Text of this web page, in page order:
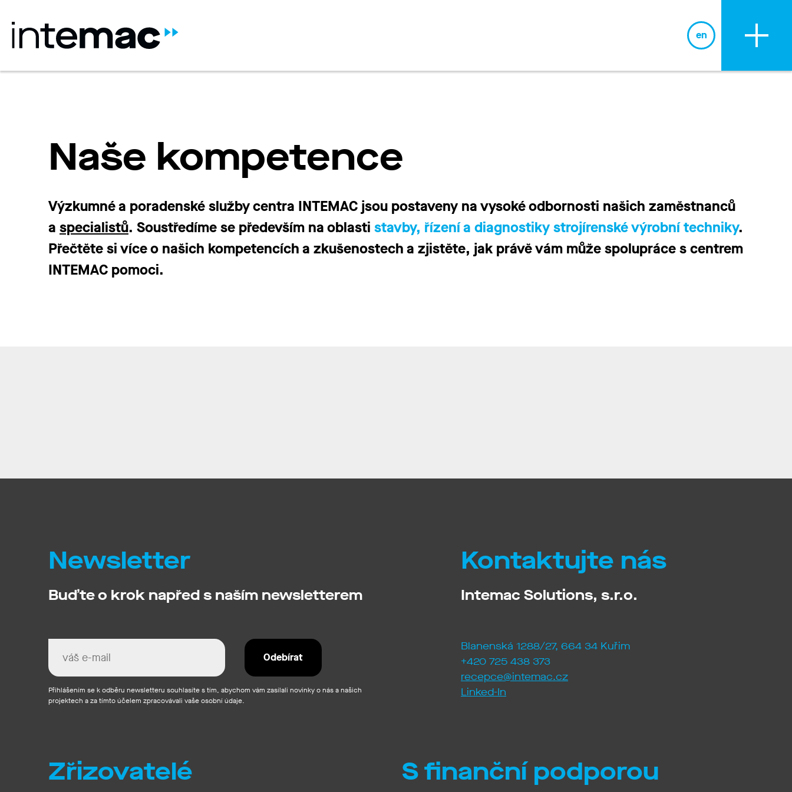
BLOG
en
Naše kompetence
Výzkumné a poradenské služby centra INTEMAC jsou postaveny na vysoké odbornosti našich zaměstnanců
a specialistů. Soustředíme se především na oblasti stavby, řízení a diagnostiky strojírenské výrobní techniky.
Přečtěte si více o našich kompetencích a zkušenostech a zjistěte, jak právě vám může spolupráce s centrem
INTEMAC pomoci.
Newsletter
Buďte o krok napřed s naším newsletterem
Přihlášením se k odběru newsletteru souhlasíte s tím, abychom vám zasílali novinky o nás a našich
projektech a za tímto účelem zpracovávali vaše osobní údaje.
Kontaktujte nás
Intemac Solutions, s.r.o.
Blanenská 1288/27, 664 34 Kuřim
+420 725 438 373
recepce@intemac.cz
Linked-In
Zřizovatelé S finanční podporou